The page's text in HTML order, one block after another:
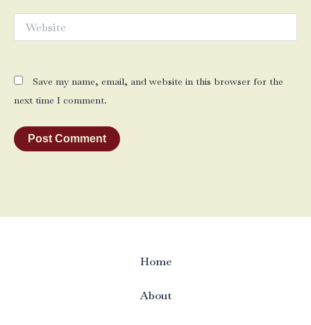
Save my name, email, and website in this browser for the
next time I comment.
Home
About